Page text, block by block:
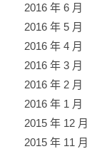
2016 年 6 月
2016 年 5 月
2016 年 4 月
2016 年 3 月
2016 年 2 月
2016 年 1 月
2015 年 12 月
2015 年 11 月